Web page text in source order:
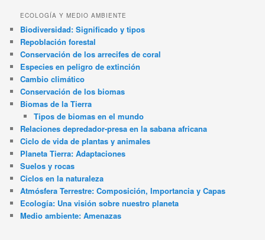
ECOLOGÍA Y MEDIO AMBIENTE
Biodiversidad: Significado y tipos
Repoblación forestal
Conservación de los arrecifes de coral
Especies en peligro de extinción
Cambio climático
Conservación de los biomas
Biomas de la Tierra
Tipos de biomas en el mundo
Relaciones depredador-presa en la sabana africana
Ciclo de vida de plantas y animales
Planeta Tierra: Adaptaciones
Suelos y rocas
Ciclos en la naturaleza
Atmósfera Terrestre: Composición, Importancia y Capas
Ecología: Una visión sobre nuestro planeta
Medio ambiente: Amenazas